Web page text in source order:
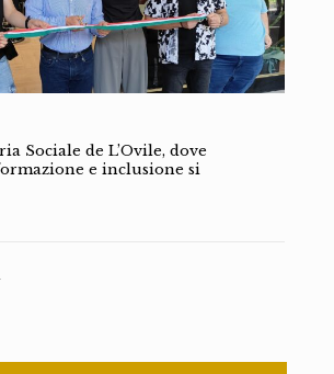
Sociale de L’Ovile, dove
e inclusione si